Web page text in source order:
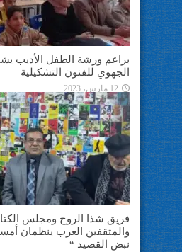
براعم ورشة الطفل الأديب
الجهوي للفنون التشكيلية
12 مارس، 2023
فريق شذا الروح ومجلس
والمثقفين العرب ينظمان
نبض القصيد “